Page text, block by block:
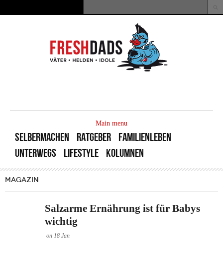
Suchformular
Main menu
SELBERMACHEN RATGEBER
FAMILIENLEBEN
UNTERWEGS
LIFESTYLE KOLUMNEN
MAGAZIN
Salzarme Ernährung ist für Babys
wichtig
on 18 Jan